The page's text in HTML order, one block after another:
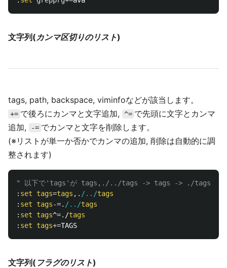
文字列(カンマ区切りのリスト)
tags, path, backspace, viminfoなどが該当します。
+= で後ろにカンマと文字追加, ^= で先頭に文字とカンマ
追加,
-= でカンマと文字を削除します。
(※リストが単一か否かでカンマの追加, 削除は自動的に調
整されます)
" 以下で'tags'が tags,./../tags -> tags -> ./tags,tags
: set tags=tags ,. /../tags
: set tags-=. /../tags
: set tags^=. /tags
: set tags+=
文字列( フラグのリスト)